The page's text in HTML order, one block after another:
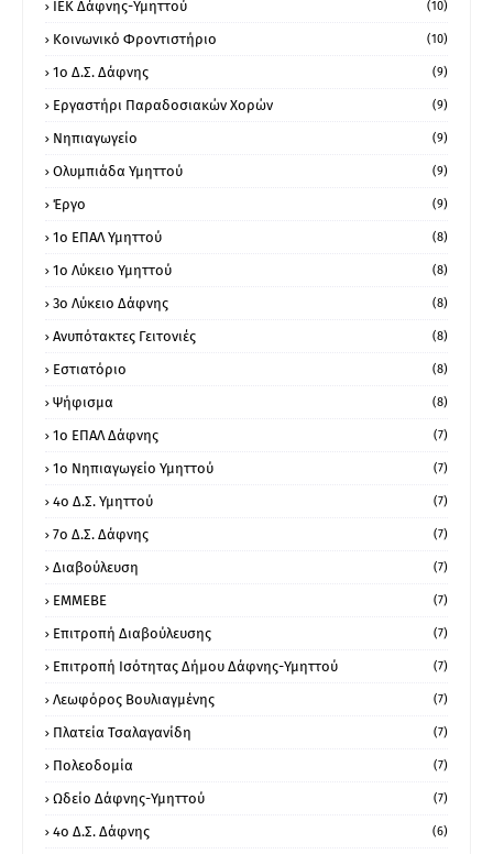
ΙΕΚ Δάφνης-Υμηττού (10)
Κοινωνικό Φροντιστήριο (10)
1ο Δ.Σ. Δάφνης (9)
Εργαστήρι Παραδοσιακών Χορών (9)
Νηπιαγωγείο (9)
Ολυμπιάδα Υμηττού (9)
Έργο (9)
1o ΕΠΑΛ Υμηττού (8)
1ο Λύκειο Υμηττού (8)
3ο Λύκειο Δάφνης (8)
Ανυπότακτες Γειτονιές (8)
Εστιατόριο (8)
Ψήφισμα (8)
1ο ΕΠΑΛ Δάφνης (7)
1ο Νηπιαγωγείο Υμηττού (7)
4ο Δ.Σ. Υμηττού (7)
7ο Δ.Σ. Δάφνης (7)
Διαβούλευση (7)
ΕΜΜΕΒΕ (7)
Επιτροπή Διαβούλευσης (7)
Επιτροπή Ισότητας Δήμου Δάφνης-Υμηττού (7)
Λεωφόρος Βουλιαγμένης (7)
Πλατεία Τσαλαγανίδη (7)
Πολεοδομία (7)
Ωδείο Δάφνης-Υμηττού (7)
4ο Δ.Σ. Δάφνης (6)